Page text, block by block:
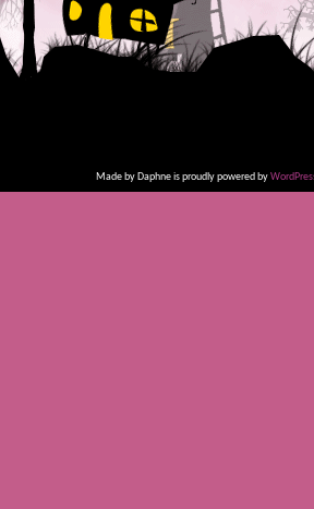
Made by Daphne is proudly powered by